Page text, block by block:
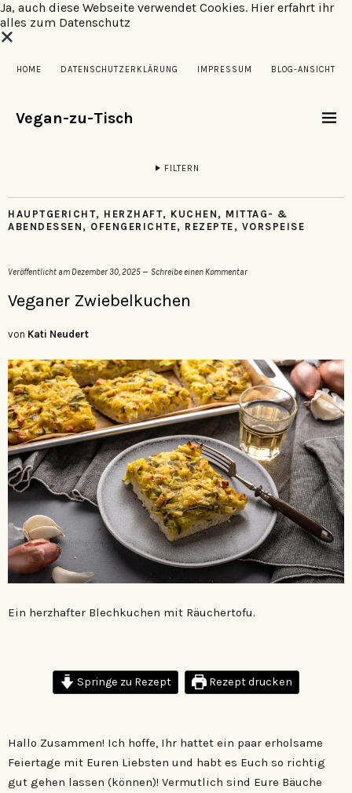
Ja, auch diese Webseite verwendet Cookies. Hier erfahrt ihr
alles zum Datenschutz
HOME DATENSCHUTZERKLÄRUNG IMPRESSUM BLOG-ANSICHT
Vegan-zu-Tisch
FILTERN
HAUPTGERICHT, HERZHAFT, KUCHEN , MITTAG- &
ABENDESSEN , OFENGERICHTE, REZEPTE , VORSPEISE
Veröffentlicht am Dezember 30, 2025 Schreibe einen Kommentar
Veganer Zwiebelkuchen
von Kati Neudert
Ein herzhafter Blechkuchen mit Räuchertofu.
Springe zu Rezept Rezept drucken
Hallo Zusammen! Ich hoffe, Ihr hattet ein paar erholsame
Feiertage mit Euren Liebsten und habt es Euch so richtig
gut gehen lassen (können)! Vermutlich sind Eure Bäuche